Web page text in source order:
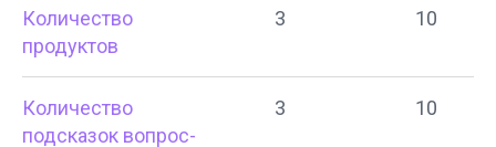
Количество
продуктов
3 10
Количество
подсказок вопрос-
3 10